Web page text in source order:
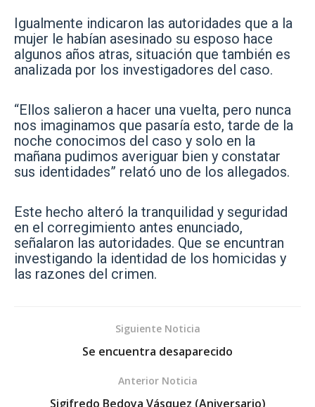
Igualmente indicaron las autoridades que a la
mujer le habían asesinado su esposo hace
algunos años atras, situación que también es
analizada por los investigadores del caso.
“Ellos salieron a hacer una vuelta, pero nunca
nos imaginamos que pasaría esto, tarde de la
noche conocimos del caso y solo en la
mañana pudimos averiguar bien y constatar
sus identidades” relató uno de los allegados.
Este hecho alteró la tranquilidad y seguridad
en el corregimiento antes enunciado,
señalaron las autoridades. Que se encuntran
investigando la identidad de los homicidas y
las razones del crimen.
Siguiente Noticia
Se encuentra desaparecido
Anterior Noticia
Sigifredo Bedoya Vásquez (Aniversario)